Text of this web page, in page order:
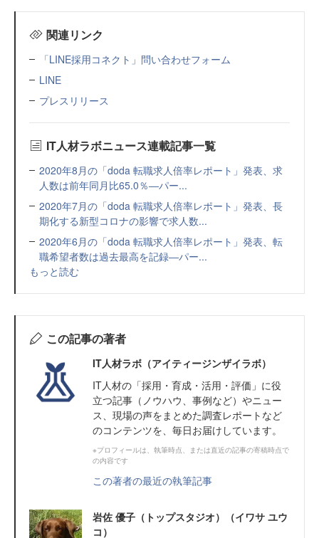
関連リンク
「LINE採用コネクト」問い合わせフォーム
LINE
プレスリリース
IT人材ラボニュース連載記事一覧
2020年8月の「doda 転職求人倍率レポート」発表、求
人数は前年同月比65.0％―パー...
2020年7月の「doda 転職求人倍率レポート」発表、長
期化する新型コロナの影響で求人数...
2020年6月の「doda 転職求人倍率レポート」発表、転
職希望者数は過去最高を記録―パー...
もっと読む
この記事の著者
IT人材ラボ（アイティージンザイラボ）
IT⼈材の「採⽤・育成・活⽤・評価」に役
⽴つ記事（ノウハウ、事例など）やニュー
ス、現場の声をまとめた調査レポートなど
のコンテンツを、毎日お届けしています。
※プロフィールは、執筆時点、または直近の記事の寄稿時点で
の内容です
この著者の最近の執筆記事
岩佐 優子（トップスタジオ）（イワサ ユウ
コ）